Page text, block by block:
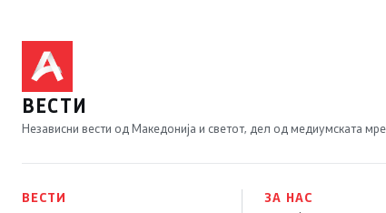
ВЕСТИ
Независни вести од Македонија и светот, дел од медиумската
ВЕСТИ
ЗА НАС